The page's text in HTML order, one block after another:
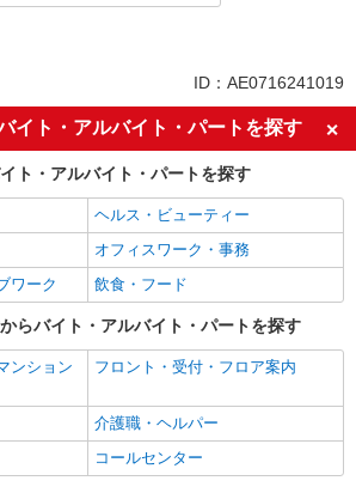
週2～3日勤務OK
）OK
深夜
扶養内勤務OK
交通費支給
まかない・食事補助
ID：AE0716241019
イト・アルバイト・パートを探す
ト・アルバイト・パートを探す
ヘルス・ビューティー
オフィスワーク・事務
ワーク
飲食・フード
らバイト・アルバイト・パートを探す
ンション
フロント・受付・フロア案内
介護職・ヘルパー
コールセンター